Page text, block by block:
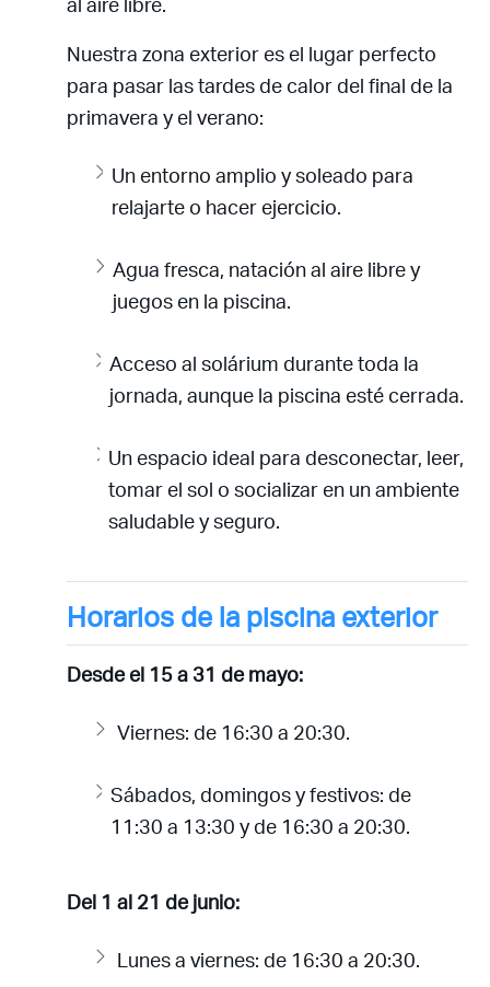
Nuestra zona exterior es el lugar perfecto
para pasar las tardes de calor del final de la
primavera y el verano:
Un entorno amplio y soleado para
relajarte o hacer ejercicio.
Agua fresca, natación al aire libre y
juegos en la piscina.
Acceso al solárium durante toda la
jornada, aunque la piscina esté cerrada.
Un espacio ideal para desconectar, leer,
tomar el sol o socializar en un ambiente
saludable y seguro.
Horarios de la piscina exterior
Desde el 15 a 31 de mayo:
Viernes: de 16:30 a 20:30.
Sábados, domingos y festivos: de
11:30 a 13:30 y de 16:30 a 20:30.
Del 1 al 21 de junio:
Lunes a viernes: de 16:30 a 20:30.